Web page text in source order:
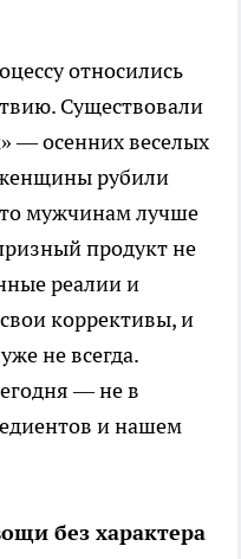
относились
Существовали
— осенних веселых
рубили
мужчинам лучше
продукт не
реалии и
коррективы, и
не всегда.
— не в
и нашем
без характера